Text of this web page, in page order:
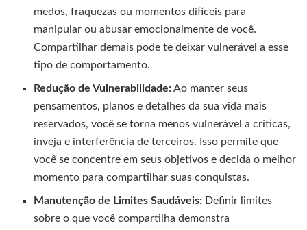
medos, fraquezas ou momentos difíceis para
manipular ou abusar emocionalmente de você.
Compartilhar demais pode te deixar vulnerável a esse
tipo de comportamento.
Redução de Vulnerabilidade:Ao manter seus
pensamentos, planos e detalhes da sua vida mais
reservados, você se torna menos vulnerável a críticas,
inveja e interferência de terceiros. Isso permite que
você se concentre em seus objetivos e decida o melhor
momento para compartilhar suas conquistas.
Manutenção de Limites Saudáveis: Definir limites
sobre o que você compartilha demonstra